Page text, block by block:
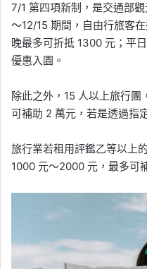
7/1 第四項新制，是交通部
～12/15 期間，自由行旅客
晚最多可折抵 1300 元；平
優惠入園。
除此之外，15 人以上旅行團
可補助 2 萬元，若是透過指
旅行業若租用評鑑乙等以上
1000 元～2000 元，最多可